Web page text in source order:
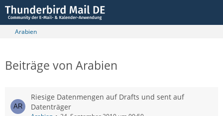
Arabien
Beiträge von Arabien
Riesige Datenmengen auf Drafts und sent auf
Datenträger